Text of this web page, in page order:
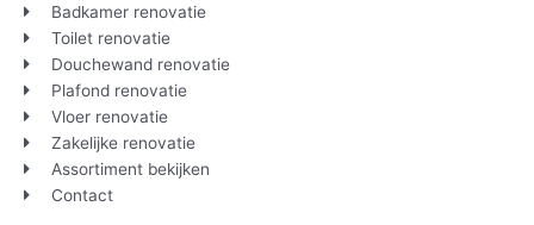
Badkamer renovatie
Toilet renovatie
Douchewand renovatie
Plafond renovatie
Vloer renovatie
Zakelijke renovatie
Assortiment bekijken
Contact